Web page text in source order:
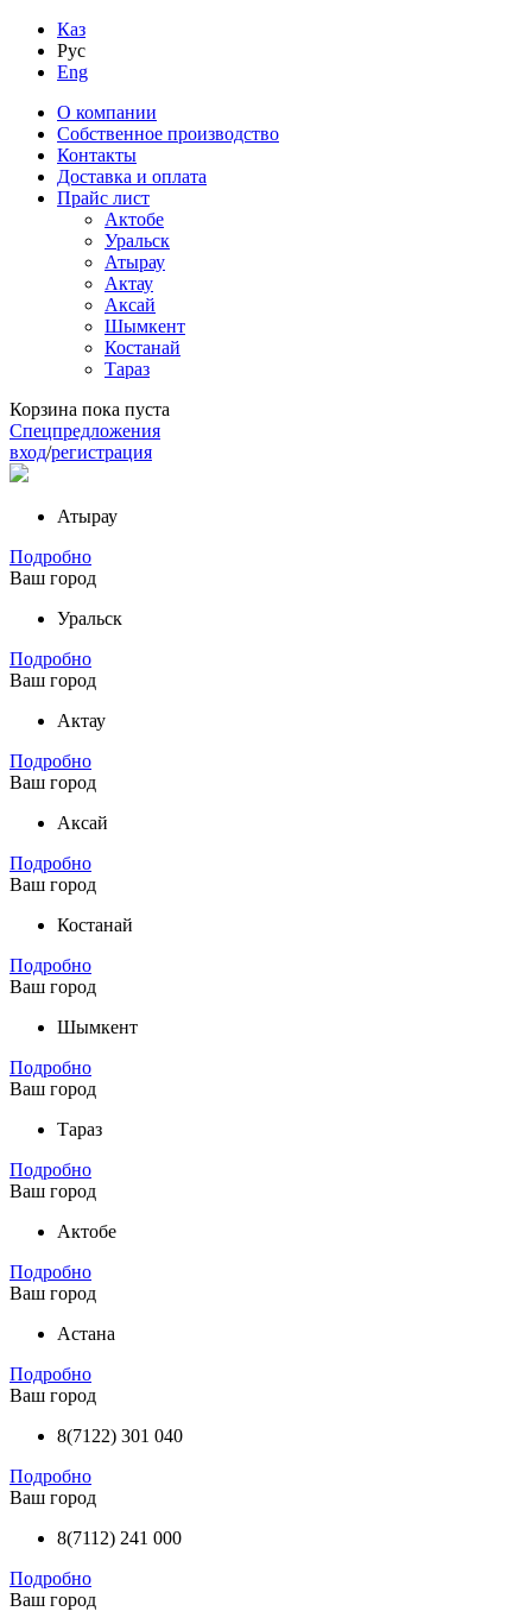
Каз
Рус
Eng
О компании
Собственное производство
Контакты
Доставка и оплата
Прайс лист
Актобе
Уральск
Атырау
Актау
Аксай
Шымкент
Костанай
Тараз
Корзина пока пуста
Спецпредложения
вход/регистрация
Атырау
Подробно
Ваш город
Уральск
Подробно
Ваш город
Актау
Подробно
Ваш город
Аксай
Подробно
Ваш город
Костанай
Подробно
Ваш город
Шымкент
Подробно
Ваш город
Тараз
Подробно
Ваш город
Актобе
Подробно
Ваш город
Астана
Подробно
Ваш город
8(7122) 301 040
Подробно
Ваш город
8(7112) 241 000
Подробно
Ваш город